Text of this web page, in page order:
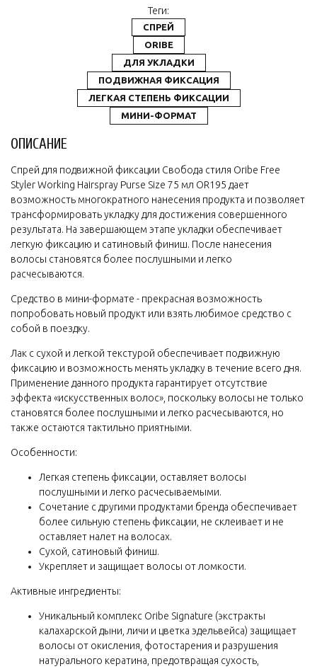
Теги:
СПРЕЙ
ORIBE
ДЛЯ УКЛАДКИ
ПОДВИЖНАЯ ФИКСАЦИЯ
ЛЕГКАЯ СТЕПЕНЬ ФИКСАЦИИ
МИНИ-ФОРМАТ
ОПИСАНИЕ
Спрей для подвижной фиксации Свобода стиля Oribe Free
Styler Working Hairspray Purse Size 75 мл OR195 дает
возможность многократного нанесения продукта и позволяет
трансформировать укладку для достижения совершенного
результата. На завершающем этапе укладки обеспечивает
легкую фиксацию и сатиновый финиш. После нанесения
волосы становятся более послушными и легко
расчесываются.
Средство в мини-формате - прекрасная возможность
попробовать новый продукт или взять любимое средство с
собой в поездку.
Лак с сухой и легкой текстурой обеспечивает подвижную
фиксацию и возможность менять укладку в течение всего дня.
Применение данного продукта гарантирует отсутствие
эффекта «искусственных волос», поскольку волосы не только
становятся более послушными и легко расчесываются, но
также остаются тактильно приятными.
Особенности:
Легкая степень фиксации, оставляет волосы
послушными и легко расчесываемыми.
Сочетание с другими продуктами бренда обеспечивает
более сильную степень фиксации, не склеивает и не
оставляет налет на волосах.
Сухой, сатиновый финиш.
Укрепляет и защищает волосы от ломкости.
Активные ингредиенты:
Уникальный комплекс Oribe Signature (экстракты
калахарской дыни, личи и цветка эдельвейса) защищает
волосы от окисления, фотостарения и разрушения
натурального кератина, предотвращая сухость,